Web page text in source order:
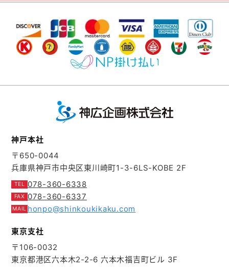
神戸本社
〒650-0044
兵庫県神戸市中央区東川崎町1-3-6LS-KOBE 2F
078-360-6338
078-360-6337
honpo@shinkoukikaku.com
東京支社
〒106-0032
東京都港区六本木2-2-6 六本木福吉町ビル 3F